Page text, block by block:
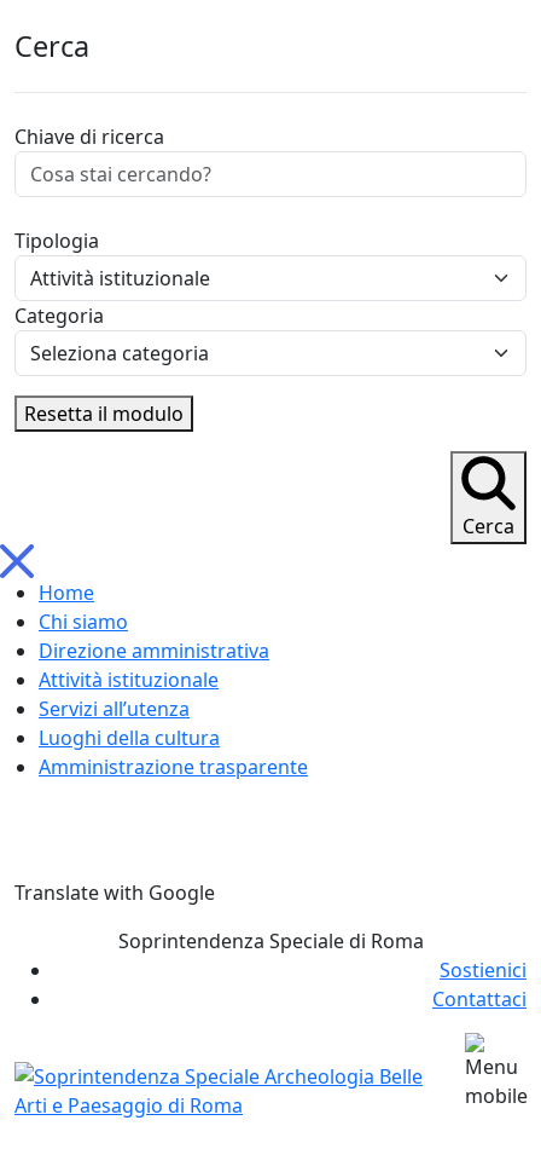
Cerca
Chiave di ricerca
Tipologia
Categoria
Resetta il modulo
Cerca
Home
Chi siamo
Direzione amministrativa
Attività istituzionale
Servizi all’utenza
Luoghi della cultura
Amministrazione trasparente
SkipTranslate with Google
Soprintendenza Speciale di Roma
Sostienici
Contattaci